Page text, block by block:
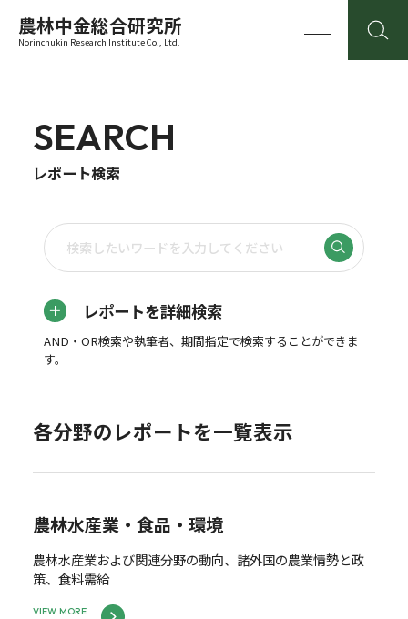
農林中金総合研究所
Norinchukin Research Institute Co., Ltd.
SEARCH
レポート検索
レポートを詳細検索
AND・OR検索や執筆者、期間指定で検索することができま
す。
各分野のレポートを一覧表示
農林水産業・食品・環境
農林水産業および関連分野の動向、諸外国の農業情勢と政
策、食料需給
VIEW MORE